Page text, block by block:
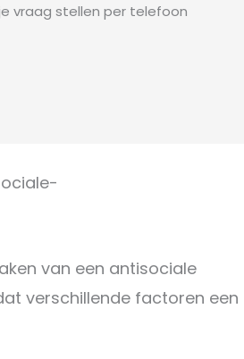
vraag stellen per telefoon
van een antisociale
verschillende factoren een